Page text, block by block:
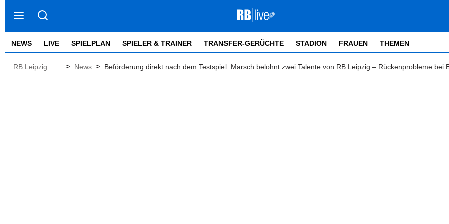
NEWS LIVE SPIELPLAN SPIELER & TRAINER TRANSFER-GERÜCHTE STADION FRAUEN THEMEN
RB Leipzig
> News > Beförderung direkt nach dem Testspiel: Marsch belohnt zwei Talente von RB Leipzig – Rückenprobleme bei